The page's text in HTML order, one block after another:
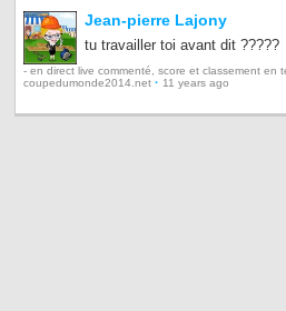
Jean-pierre Lajony
tu travailler toi avant dit ?????
- en direct live commenté, score et classement en
coupedumonde2014.net · 11 years ago